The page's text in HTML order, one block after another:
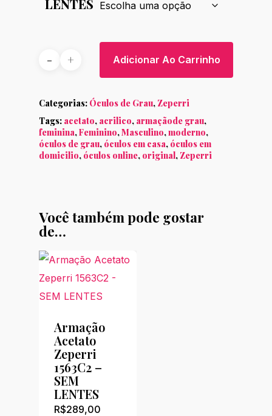
LENTES
Adicionar Ao Carrinho
Categorias: Óculos de Grau, Zeperri
Tags: acetato, acrilico, armaçãode grau,
feminina,Feminino,Masculino,moderno,
óculos de grau, óculos em casa, óculos em
domicilio, óculos online, original, Zeperri
Você também pode gostar
de…
Armação
Acetato
Zeperri
1563C2 –
SEM
LENTES
R$289,00